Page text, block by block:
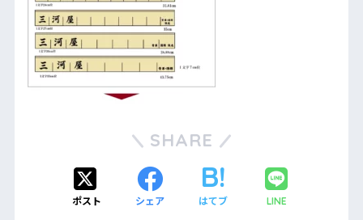
SHARE
ポスト シェア はてブ LINE